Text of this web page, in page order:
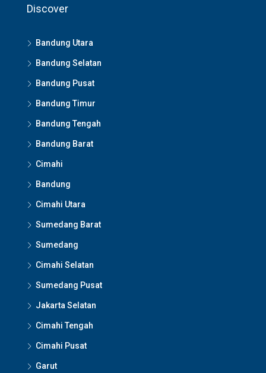
Discover
Bandung Utara
Bandung Selatan
Bandung Pusat
Bandung Timur
Bandung Tengah
Bandung Barat
Cimahi
Bandung
Cimahi Utara
Sumedang Barat
Sumedang
Cimahi Selatan
Sumedang Pusat
Jakarta Selatan
Cimahi Tengah
Cimahi Pusat
Garut